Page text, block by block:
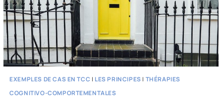
EXEMPLES DE CAS EN TCC | LES PRINCIPES | THÉRAPIES
COGNITIVO-COMPORTEMENTALES